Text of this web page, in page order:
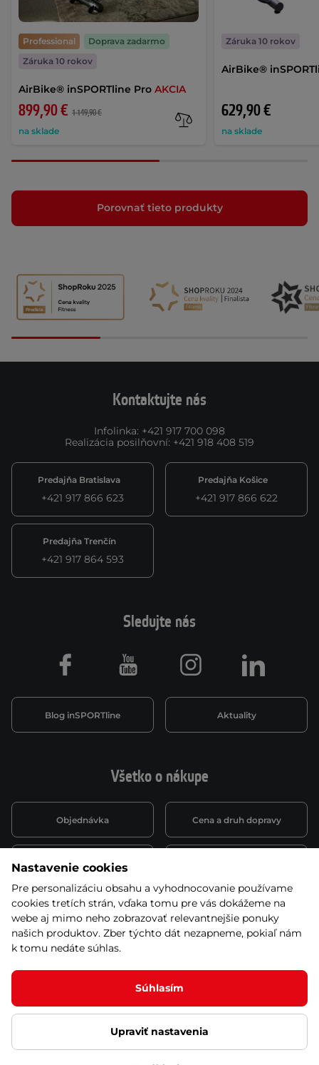
AirBike® inSPORTline Pro AKCIA
899,90 € 1 149,90 €
na sklade
Professional
Doprava zadarmo
Záruka 10 rokov
AirBike®
629,90 €
na sklade
Záruka 10 rokov
Porovnať tieto produkty
Kontaktujte nás
Infolinka: +421 917 700 098
Realizácia posilňovní: +421 918 408 519
Predajňa Bratislava
+421 917 866 623
Predajňa Košice
+421 917 866 622
Predajňa Trenčín
+421 917 864 593
Všetko o nákupe
Objednávka Cena a druh dopravy
Spôsob platby
Montáž a servis Reklamácie a záruka
Kariéra
Sledujte nás
Blog inSPORTline Aktuality
Facebook Youtube Instagram LinkedIn
© 2026 Stores inSPORTline SK, s.r.o. Všetky práva vyhradené
Ochrana osobných údajov Nastavenie cookies
Nastavenie cookies
Pre personalizáciu obsahu a vyhodnocovanie používame
cookies tretích strán, vďaka tomu pre vás dokážeme na
webe aj mimo neho zobrazovať relevantnejšie ponuky
našich produktov. Zber týchto dát nezapneme, pokiaľ nám
k tomu nedáte súhlas.
Súhlasím
Upraviť nastavenia